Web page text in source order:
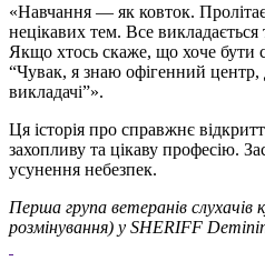
«Навчання — як ковток.
нецікавих тем. Все
Якщо хтось скаже, що хоче бути
“Чувак, я знаю офігенний центр,
викладачі”».
Ця історія про справжнє
захопливу та цікаву професію.
усунення небезпек.
Перша група ветеранів слухачів
розмінування) у SHERIFF